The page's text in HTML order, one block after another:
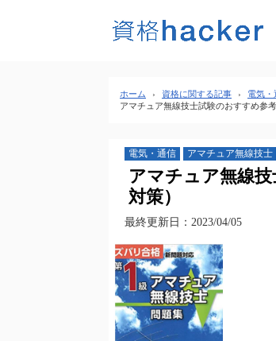
ホーム › 資格に関する記事 › 電気・
アマチュア無線技士試験のおすすめ参
電気・通信 アマチュア無線技士
アマチュア無線
対策）
最終更新日：2023/04/05